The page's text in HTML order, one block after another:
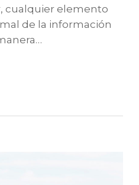
cualquier elemento
de la información